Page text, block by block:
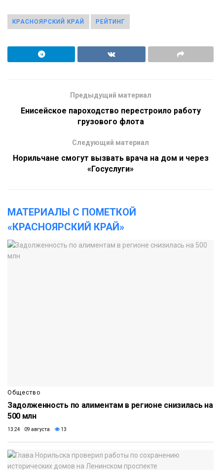
КРАСНОЯРСКИЙ КРАЙ РЕЙТИНГ
Предыдущий материал
Енисейское пароходство перестроило работу
грузового флота
Следующий материал
​Норильчане смогут вызвать врача на дом и через
«Госуслуги»
МАТЕРИАЛЫ С ПОМЕТКОЙ
«КРАСНОЯРСКИЙ КРАЙ»
Общество
Задолженность по алиментам в регионе снизилась на
500 млн
13:24 09 августа 13